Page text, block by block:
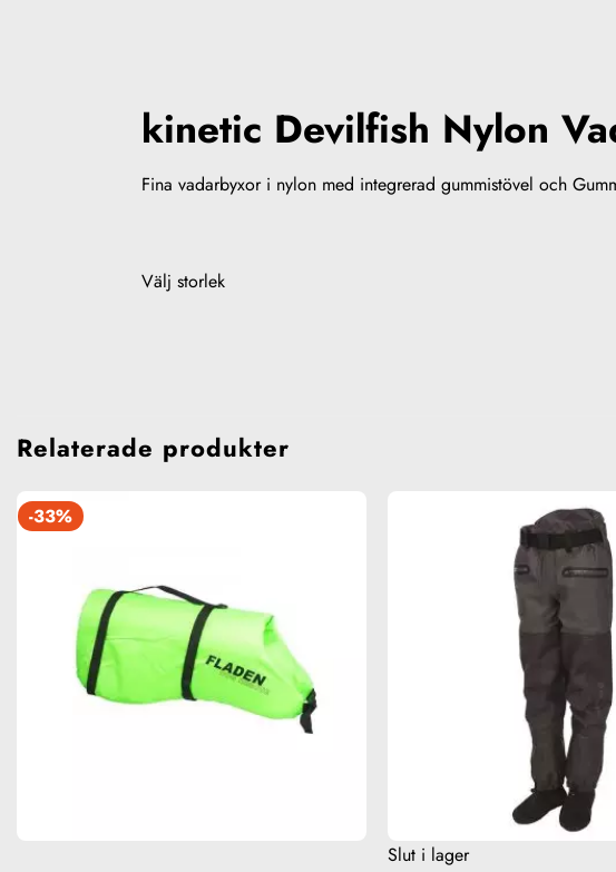
kinetic Devilfish Nylon
Fina vadarbyxor i nylon med integrerad gummistövel och
Välj storlek
Relaterade produkter
-33%
Slut i lager